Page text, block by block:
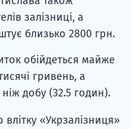
залізниці, а
близько 2800 грн.
обійдеться майже
гривень, а
добу (32.5 годин).
«Укрзалізниця»